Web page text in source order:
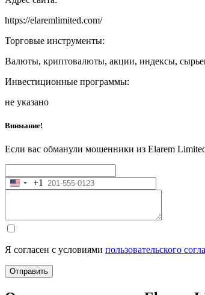
https://elaremlimited.com/
Торговые инструменты:
Валюты, криптовалюты, акции, индексы,
Инвестиционные программы:
не указано
Внимание!
Если вас обманули мошенники из Elarem
United
+1
Я согласен с условиями пользовательского
Отправить